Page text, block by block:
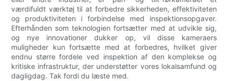
værdifuldt værktøj til at forbedre sikkerheden, effektiviteten
og produktiviteten i forbindelse med inspektionsopgaver.
Efterhånden som teknologien fortsætter med at udvikle sig,
og nye innovationer dukker op, vil disse kameraers
muligheder kun fortsætte med at forbedres, hvilket giver
endnu større fordele ved inspektion af den komplekse og
kritiske infrastruktur, der understøtter vores lokalsamfund og
dagligdag. Tak fordi du læste med.